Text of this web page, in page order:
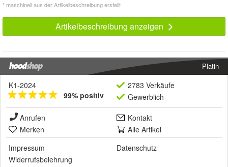
* maschinell aus der Artikelbeschreibung erstellt
Artikelbeschreibung anzeigen
Platin
K1-2024
99% positiv
2783 Verkäufe
Gewerblich
Anrufen
Kontakt
Merken
Alle Artikel
Impressum
Datenschutz
Widerrufsbelehrung